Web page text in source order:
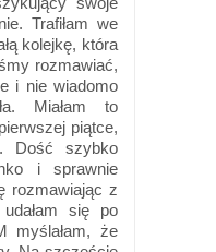
Trafiłam we
kolejkę, która
rozmawiać,
i nie wiadomo
Miałam to
piątce,
Dość szybko
i sprawnie
rozmawiając z
się po
myślałam, że